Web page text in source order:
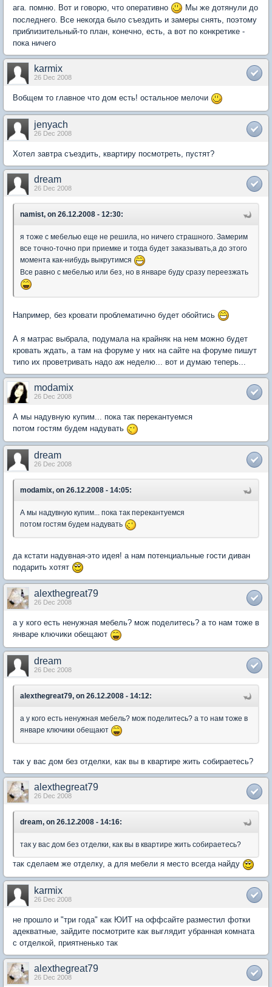
ага. помню. Вот и говорю, что оперативно
Мы же дотянули до
последнего. Все некогда было съездить и замеры снять, поэтому
приблизительный-то план, конечно, есть, а вот по конкретике -
пока ничего
karmix
26 Dec 2008
Вобщем то главное что дом есть! остальное мелочи
jenyach
26 Dec 2008
Хотел завтра съездить, квартиру посмотреть, пустят?
dream
26 Dec 2008
namist, on 26.12.2008 - 12:30:
я тоже с мебелью еще не решила, но ничего страшного. Замерим
все точно-точно при приемке и тогда будет заказывать,а до этого
момента как-нибудь выкрутимся
Все равно с мебелью или без, но в январе буду сразу переезжать
Например, без кровати проблематично будет обойтись
А я матрас выбрала, подумала на крайняк на нем можно будет
кровать ждать, а там на форуме у них на сайте на форуме пишут
типо их проветривать надо аж неделю... вот и думаю теперь...
modamix
26 Dec 2008
А мы надувную купим... пока так перекантуемся
потом гостям будем надувать
dream
26 Dec 2008
modamix, on 26.12.2008 - 14:05:
А мы надувную купим... пока так перекантуемся
потом гостям будем надувать
да кстати надувная-это идея! а нам потенциальные гости диван
подарить хотят
alexthegreat79
26 Dec 2008
а у кого есть ненужная мебель? мож поделитесь? а то нам тоже в
январе ключики обещают
dream
26 Dec 2008
alexthegreat79, on 26.12.2008 - 14:12:
а у кого есть ненужная мебель? мож поделитесь? а то нам тоже в
январе ключики обещают
так у вас дом без отделки, как вы в квартире жить собираетесь?
alexthegreat79
26 Dec 2008
dream, on 26.12.2008 - 14:16:
так у вас дом без отделки, как вы в квартире жить собираетесь?
так сделаем же отделку, а для мебели я место всегда найду
karmix
26 Dec 2008
не прошло и "три года" как ЮИТ на оффсайте разместил фотки
адекватные, зайдите посмотрите как выглядит убранная комната
с отделкой, приятненько так
alexthegreat79
26 Dec 2008